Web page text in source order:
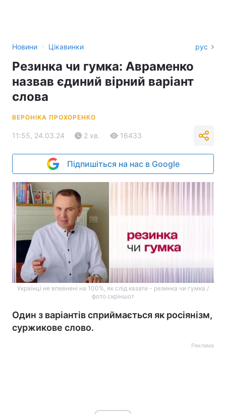
Новини › Цікавинки рус
Резинка чи гумка: Авраменко
назвав єдиний вірний варіант
слова
ВЕРОНІКА ПРОХОРЕНКО
11:55, 24.03.24 2 хв. 16433
Підпишіться на нас в Google
Українці не впевнені на 100%, як слід казати - резинка чи гумка /
фото скріншот
Один з варіантів сприймається як росіянізм,
суржикове слово.
Реклама